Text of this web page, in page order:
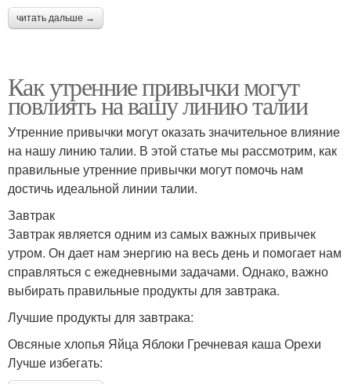
читать дальше →
Как утренние привычки могут
повлиять на вашу линию талии
Утренние привычки могут оказать значительное влияние
на нашу линию талии. В этой статье мы рассмотрим, как
правильные утренние привычки могут помочь нам
достичь идеальной линии талии.
Завтрак
Завтрак является одним из самых важных привычек
утром. Он дает нам энергию на весь день и помогает нам
справляться с ежедневными задачами. Однако, важно
выбирать правильные продукты для завтрака.
Лучшие продукты для завтрака:
Овсяные хлопья Яйца Яблоки Гречневая каша Орехи
Лучше избегать: